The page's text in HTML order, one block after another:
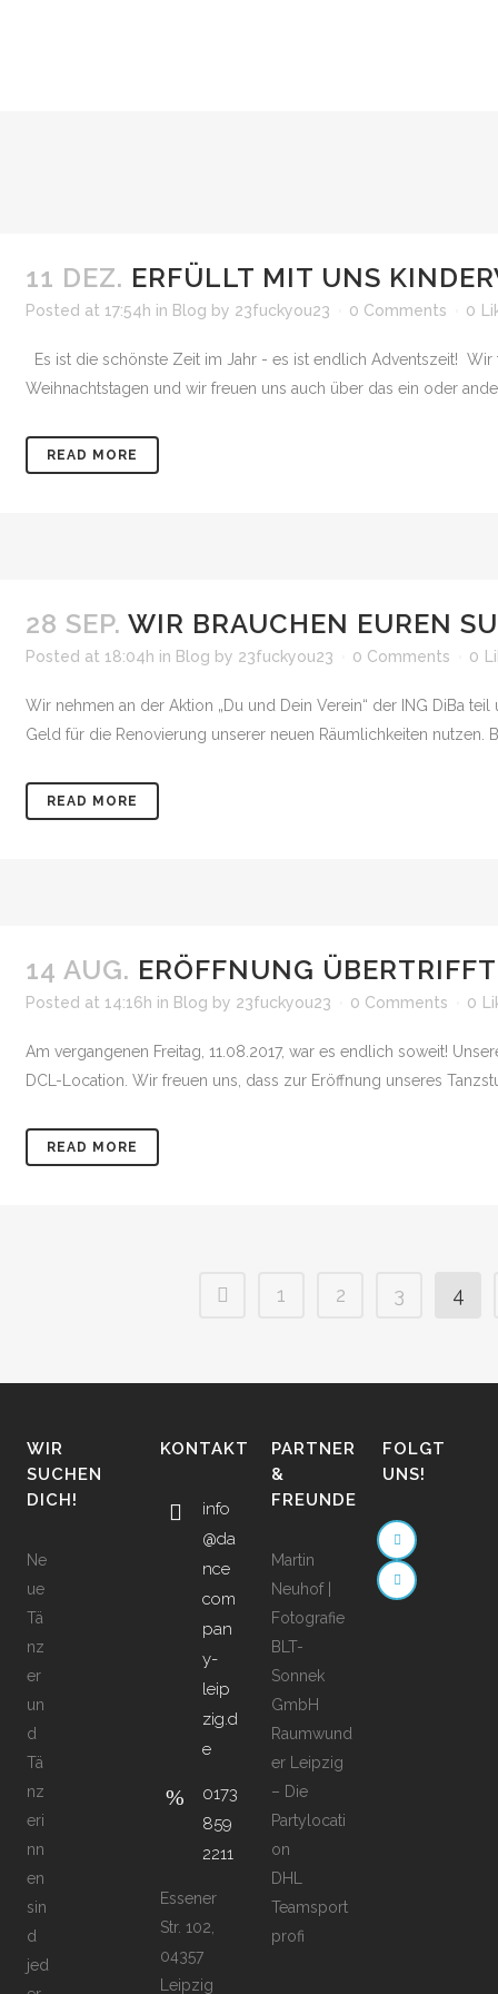
11 DEZ. ERFÜLLT MIT UNS
Posted at 17:54h in Blog by 23fuckyou23 0 Comments 0
Es ist die schönste Zeit im Jahr - es ist endlich Adventszeit!
Weihnachtstagen und wir freuen uns auch über das ein oder
READ MORE
28 SEP. WIR BRAUCHEN EUREN
Posted at 18:04h in Blog by 23fuckyou23 0 Comments 0
Wir nehmen an der Aktion „Du und Dein Verein“ der ING DiBa
Geld für die Renovierung unserer neuen Räumlichkeiten
READ MORE
14 AUG. ERÖFFNUNG
Posted at 14:16h in Blog by 23fuckyou23 0 Comments 0
Am vergangenen Freitag, 11.08.2017, war es endlich soweit!
DCL-Location. Wir freuen uns, dass zur Eröffnung unseres
READ MORE
1 2 3 4
WIR
SUCHEN
DICH!
Ne
ue
Tä
nz
er
un
d
Tä
nz
eri
nn
en
sin
d
jed
KONTAKT
info
@da
nce
com
pan
y-
leip
zig.d
e
0173
859
2211
Essener
Str. 102,
04357
Leipzig
PARTNER
&
FREUNDE
Martin
Neuhof |
Fotografie
BLT-
Sonnek
GmbH
Raumwund
er Leipzig
– Die
Partylocati
on
DHL
Teamsport
profi
FOLGT
UNS!